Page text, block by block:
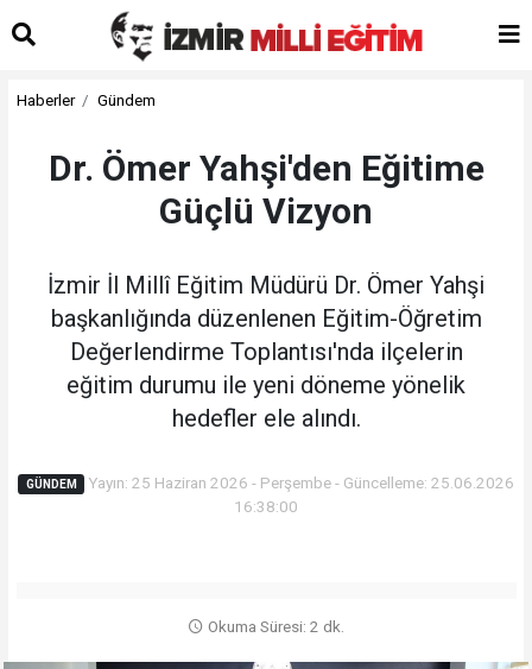
Haberler Gündem
Dr. Ömer Yahşi'den Eğitime
Güçlü Vizyon
İzmir İl Millî Eğitim Müdürü Dr. Ömer Yahşi
başkanlığında düzenlenen Eğitim-Öğretim
Değerlendirme Toplantısı'nda ilçelerin
eğitim durumu ile yeni döneme yönelik
hedefler ele alındı.
GÜNDEM
Yayın: 25 Haziran 2026 - Perşembe - Güncelleme: 25.06.2026
16:38:00
Okuma Süresi: 2 dk.